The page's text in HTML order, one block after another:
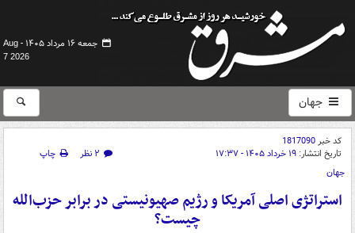
جمعه ۱۶ مرداد ۱۴۰۵ -
Aug
7 2026
جهان
کد خبر1817090
تاریخ انتشار: ۱۹ خرداد ۱۴۰۵ - ۱۷:۳۷ ۲ نظر
چاپ
جهان
استراتژی اصلی آمریکا و رژیم صهیونیستی در برابر حزب‌الله
چیست؟